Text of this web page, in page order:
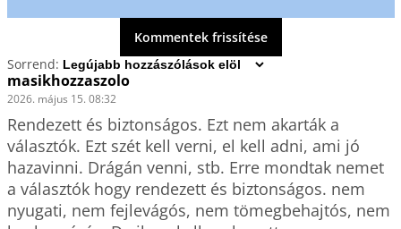
Kommentek frissítése
Sorrend:
masikhozzaszolo
2026. május 15. 08:32
Rendezett és biztonságos. Ezt nem akarták a
választók. Ezt szét kell verni, el kell adni, ami jó
hazavinni. Drágán venni, stb. Erre mondtak nemet
a választók hogy rendezett és biztonságos. nem
nyugati, nem fejlevágós, nem tömegbehajtós, nem